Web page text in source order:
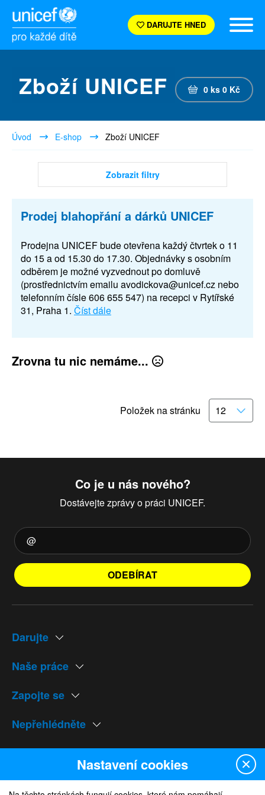
DARUJTE HNED
Zboží UNICEF 0 ks 0 Kč
Úvod E-shop Zboží UNICEF
Zobrazit filtry
Prodej blahopřání a dárků UNICEF
Prodejna UNICEF bude otevřena každý čtvrtek o 11
do 15 a od 15.30 do 17.30. Objednávky s osobním
odběrem je možné vyzvednout po domluvě
(prostřednictvím emailu avodickova@unicef.cz nebo
telefonním čísle 606 655 547) na recepci v Rytířské
31, Praha 1. Číst dále
Zrovna tu nic nemáme...
Položek na stránku
Co je u nás nového?
Dostávejte zprávy o práci UNICEF.
ODEBÍRAT
Darujte
Naše práce
Zapojte se
Nepřehlédněte
Naše weby
Nastavení cookies